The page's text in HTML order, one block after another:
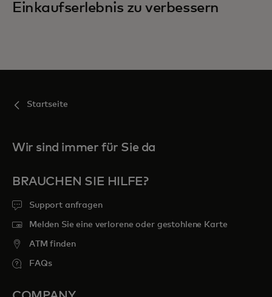
Einkaufserlebnis zu verbessern
Startseite
Wir sind immer für Sie da
BRAUCHEN SIE HILFE?
Support anfragen
Melden Sie eine verlorene oder gestohlene Karte
ATM finden
FAQs